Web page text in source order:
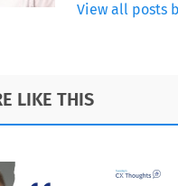
View all posts
LIKE THIS